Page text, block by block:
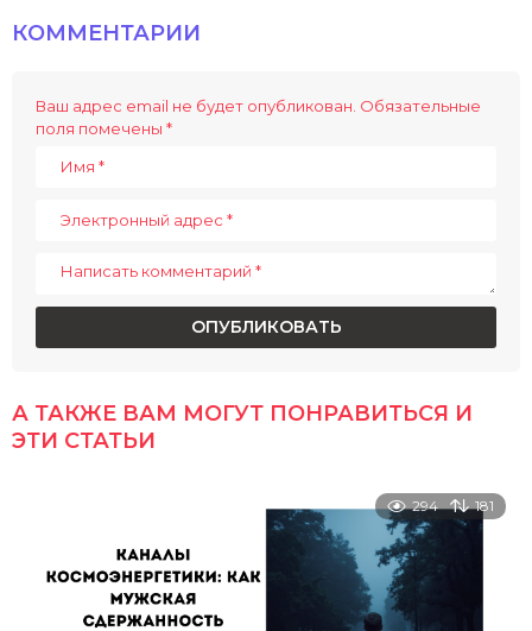
a
КОММЕНТАРИИ
Ваш адрес email не будет опубликован. Обязательные
поля помечены *
А ТАКЖЕ ВАМ МОГУТ ПОНРАВИТЬСЯ И
ЭТИ СТАТЬИ
294 181